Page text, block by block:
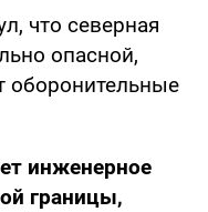
что северная
опасной,
оборонительные
инженерное
границы,